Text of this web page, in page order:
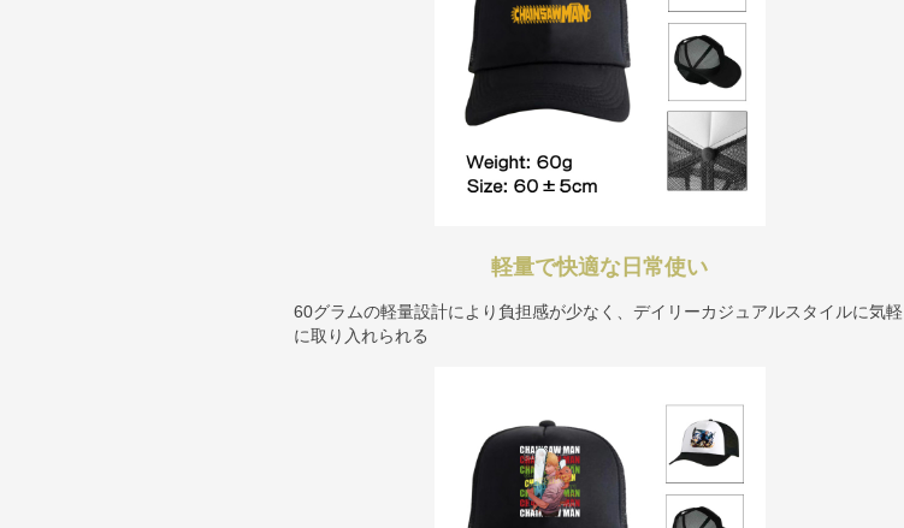
軽量で快適な日常使い
60グラムの軽量設計により負担感が少なく、デイリーカジュアルスタイルに気軽
に取り入れられる